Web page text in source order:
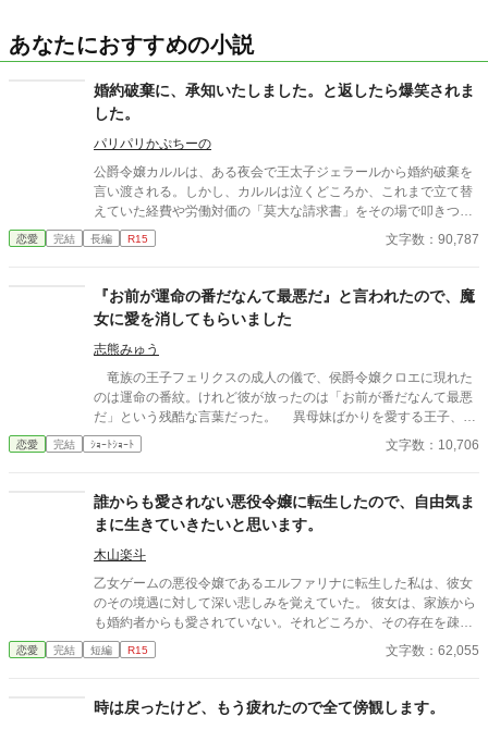
あなたにおすすめの小説
婚約破棄に、承知いたしました。と返したら爆笑されま
した。
パリパリかぷちーの
公爵令嬢カルルは、ある夜会で王太子ジェラールから婚約破棄を
言い渡される。しかし、カルルは泣くどころか、これまで立て替
えていた経費や労働対価の「莫大な請求書」をその場で叩きつけ
た。
恋愛 完結 長編 R15 文字数：90,787
『お前が運命の番だなんて最悪だ』と言われたので、魔
女に愛を消してもらいました
志熊みゅう
竜族の王子フェリクスの成人の儀で、侯爵令嬢クロエに現れた
のは運命の番紋。けれど彼が放ったのは「お前が番だなんて最悪
だ」という残酷な言葉だった。 異母妹ばかりを愛する王子、家
族に疎まれる日々に耐えきれなくなったクロエは、半地下に住む
魔女へ願う。「この愛を消してください」と。 恋も嫉妬も失
から使者が現れる。異母妹の魅了が暴かれ、王子は今さら真実の
愛を誓うが、クロエの心にはもう何も響かない。愛されなかった
令嬢と、愛を取り戻したい竜王子。番たちの行く末は――。
恋愛 完結 ｼｮｰﾄｼｮｰﾄ 文字数：10,706
誰からも愛されない悪役令嬢に転生したので、自由気ま
まに生きていきたいと思います。
木山楽斗
乙女ゲームの悪役令嬢であるエルファリナに転生した私は、彼女
のその境遇に対して深い悲しみを覚えていた。 彼女は、家族から
も婚約者からも愛されていない。それどころか、その存在を疎ま
れているのだ。 こんな環境なら歪んでも仕方ない。そう思う程
に、彼女の境遇は悲惨だったのである。 だが、彼女のように歪ん
だ。 そのため、私は心を強く持つしかなかった。悲惨な結末を迎
えないためにも、どんなに不当な扱いをされても、耐え抜くしか
恋愛 完結 短編 R15 文字数：62,055
時は戻ったけど、もう疲れたので全て傍観します。